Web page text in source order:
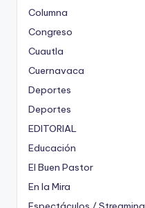
Columna
Congreso
Cuautla
Cuernavaca
Deportes
Deportes
EDITORIAL
Educación
El Buen Pastor
En la Mira